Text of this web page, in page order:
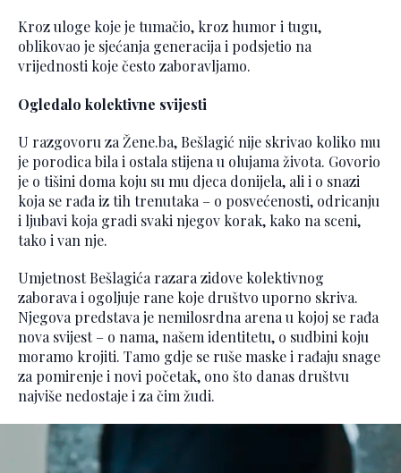
Kroz uloge koje je tumačio, kroz humor i tugu,
oblikovao je sjećanja generacija i podsjetio na
vrijednosti koje često zaboravljamo.
Ogledalo kolektivne svijesti
U razgovoru za Žene.ba, Bešlagić nije skrivao koliko mu
je porodica bila i ostala stijena u olujama života. Govorio
je o tišini doma koju su mu djeca donijela, ali i o snazi
koja se rađa iz tih trenutaka – o posvećenosti, odricanju
i ljubavi koja gradi svaki njegov korak, kako na sceni,
tako i van nje.
Umjetnost Bešlagića razara zidove kolektivnog
zaborava i ogoljuje rane koje društvo uporno skriva.
Njegova predstava je nemilosrdna arena u kojoj se rađa
nova svijest – o nama, našem identitetu, o sudbini koju
moramo krojiti. Tamo gdje se ruše maske i rađaju snage
za pomirenje i novi početak, ono što danas društvu
najviše nedostaje i za čim žudi.